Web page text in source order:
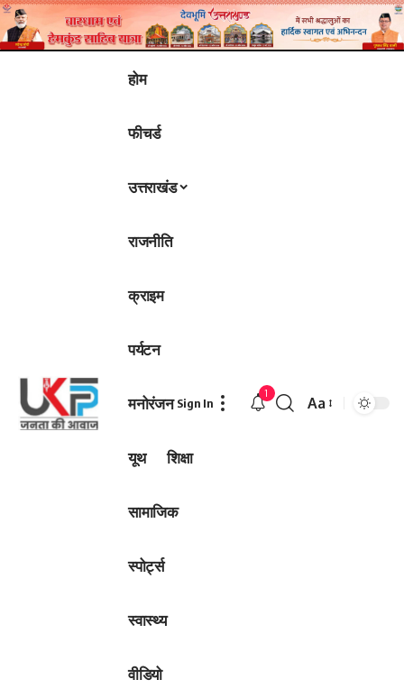
होम
फीचर्ड
उत्तराखंड
राजनीति
क्राइम
पर्यटन
मनोरंजन
यूथ शिक्षा
सामाजिक
स्पोर्ट्स
स्वास्थ्य
वीडियो
Sign In
1
Font
Aa